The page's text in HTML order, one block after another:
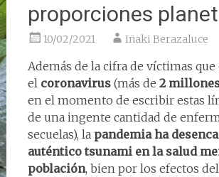
proporciones
10/02/2021 Iñaki Berazaluce
Además de la cifra de víctimas que
el coronavirus(más de 2
en el momento de escribir estas
de una ingente cantidad de
secuelas), la pandemia ha
auténtico tsunami en la salud
población, bien por los efectos del